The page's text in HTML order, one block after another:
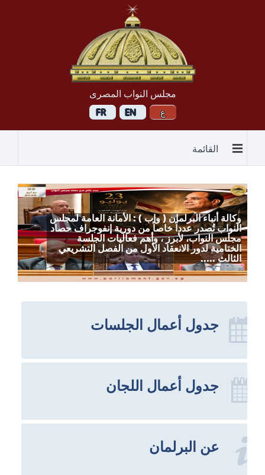
مجلس النواب المصرى
القائمة
وكالة أنباء البرلمان ( واب ) : الأمانة العامة لمجلس
النواب تُصدر عدداً خاصاً من دورية إنفوجراف حصاد
مجلس النواب، لأبرز ، وأهم فعاليات الجلسة
الختامية لدور الانعقاد الأول من الفصل التشريعي
الثالث .....
جدول أعمال الجلسات
جدول أعمال اللجان
عن البرلمان